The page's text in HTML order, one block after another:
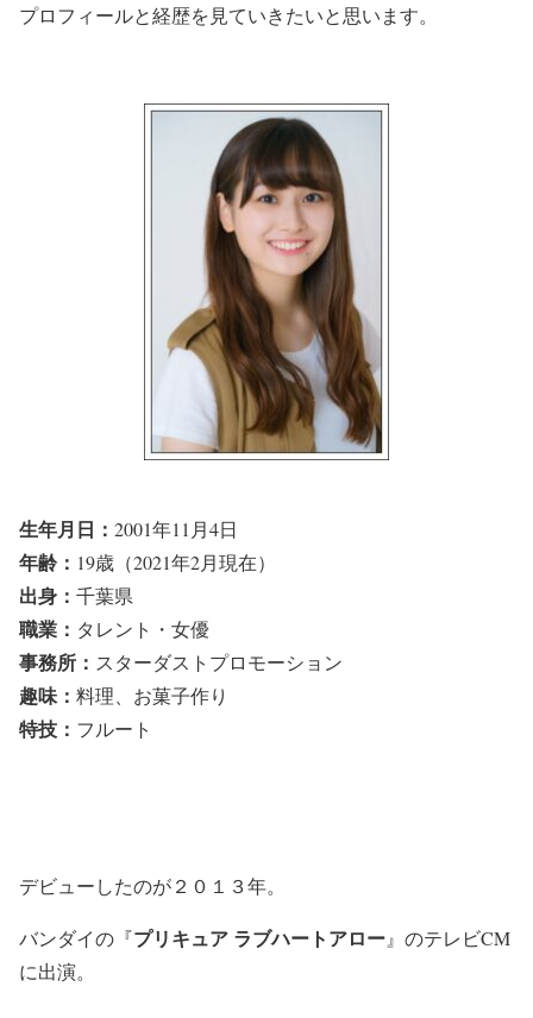
プロフィールと経歴を見ていきたいと思います。
生年月日： 2001年11月4日
年齢： 19歳（2021年2月現在）
出身： 千葉県
職業： タレント・女優
事務所： スターダストプロモーション
趣味： 料理、お菓子作り
特技： フルート
デビューしたのが２０１３年。
バンダイの『プリキュア ラブハートアロー』のテレビCM
に出演。